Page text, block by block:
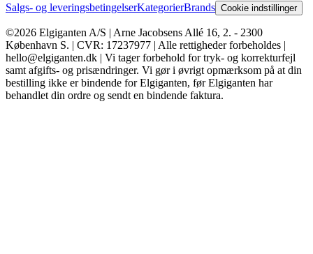
Salgs- og leveringsbetingelserKategorierBrands Cookie indstillinger
©2026 Elgiganten A/S | Arne Jacobsens Allé 16, 2. - 2300
København S. | CVR: 17237977 | Alle rettigheder forbeholdes |
hello@elgiganten.dk | Vi tager forbehold for tryk- og korrekturfejl
samt afgifts- og prisændringer. Vi gør i øvrigt opmærksom på at din
bestilling ikke er bindende for Elgiganten, før Elgiganten har
behandlet din ordre og sendt en bindende faktura.